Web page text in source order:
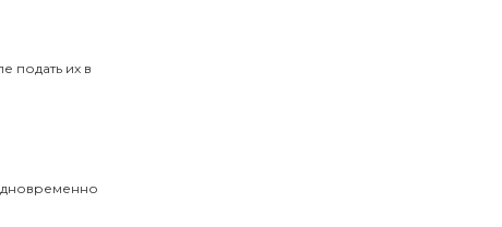
подать их в